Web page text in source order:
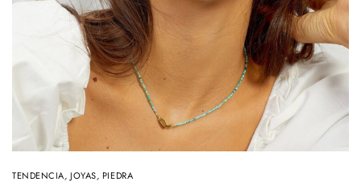
TENDENCIA,JOYAS, PIEDRA